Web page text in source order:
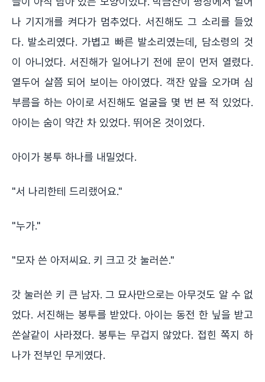
나 기지개를 켜다가 멈추었다. 서진해도 그 소리를 들었
다. 발소리였다. 가볍고 빠른 발소리였는데, 담소령의 것
이 아니었다. 서진해가 일어나기 전에 문이 먼저 열렸다.
열두어 살쯤 되어 보이는 아이였다. 객잔 앞을 오가며 심
부름을 하는 아이로 서진해도 얼굴을 몇 번 본 적 있었다.
아이는 숨이 약간 차 있었다. 뛰어온 것이었다.
아이가 봉투 하나를 내밀었다.
"서 나리한테 드리랬어요."
"누가."
"모자 쓴 아저씨요. 키 크고 갓 눌러쓴."
갓 눌러쓴 키 큰 남자. 그 묘사만으로는 아무것도 알 수 없
었다. 서진해는 봉투를 받았다. 아이는 동전 한 닢을 받고
쏜살같이 사라졌다. 봉투는 무겁지 않았다. 접힌 쪽지 하
나가 전부인 무게였다.